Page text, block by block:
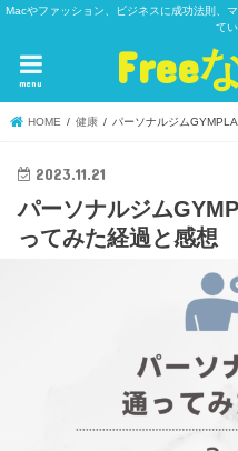
Macやファッション、ビジネスに成功法則、
てい
Free
menu
HOME 健康 パーソナルジム
2023.11.21
パーソナルジム
ってみた経過と感想